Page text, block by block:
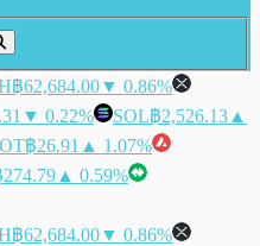
฿62,684.00▼ 0.86%
▼ 0.22% SOL฿2,526.13 ▲
฿26.91 ▲ 1.07%
▲ 0.59%
฿62,684.00▼ 0.86%